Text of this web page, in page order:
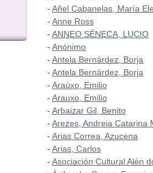
- Añel Cabanelas, María
- Anne Ross
- ANNEO SÉNECA, LUCIO
- Anónimo
- Antela Bernárdez, Borja
- Antela Bernárdez, Borja
- Araúxo, Emilio
- Arauxo, Emilio
- Arbaizar Gil, Benito
- Arezes, Andreia Catarina
- Arias Correa, Azucena
- Arias, Carlos
- Asociación Cultural Alén